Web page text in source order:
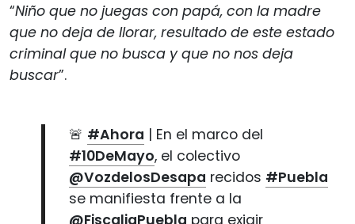
“Niño que no juegas con papá, con la madre
que no deja de llorar, resultado de este estado
criminal que no busca y que no nos deja
buscar”.
🚨 #Ahora | En el marco del
#10DeMayo, el colectivo
@VozdelosDesapa recidos #Puebla
se manifiesta frente a la
@FiscaliaPuebla para exigir